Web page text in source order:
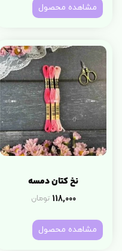
مشاهده محصول
نخ کتان دمسه
118,000 تومان
مشاهده محصول